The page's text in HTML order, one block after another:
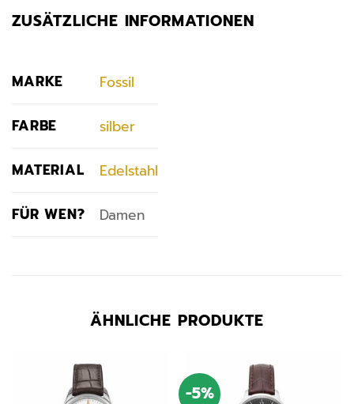
ZUSÄTZLICHE INFORMATIONEN
MARKE Fossil
FARBE silber
MATERIAL Edelstahl
FÜR WEN? Damen
ÄHNLICHE PRODUKTE
-5%